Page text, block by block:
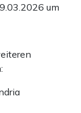
um